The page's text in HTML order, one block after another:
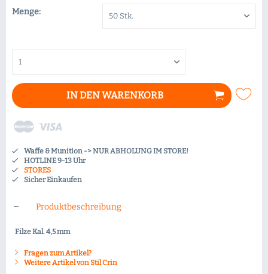
Menge:
IN DENWARENKORB
Waffe & Munition -> NUR ABHOLUNG IM STORE!
HOTLINE 9-13 Uhr
STORES
Sicher Einkaufen
Produktbeschreibung
Filze Kal. 4,5 mm
Fragen zum Artikel?
Weitere Artikel von Stil Crin